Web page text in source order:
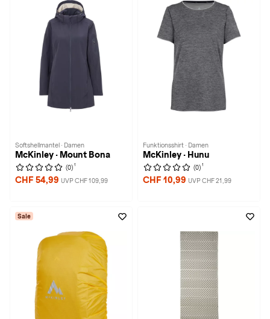
Softshellmantel · Damen
McKinley · Mount Bona
(0) 1
CHF 54,99 UVP CHF 109,99
Funktionsshirt · Damen
McKinley · Hunu
(0) 1
CHF 10,99 UVP CHF 21,99
Sale